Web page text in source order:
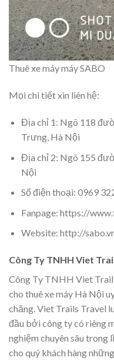
Thuê xe máy máy SABO
Mọi chi tiết xin liên hệ:
Địa chỉ 1: Ngõ 118
Trưng, Hà Nội
Địa chỉ 2: Ngõ 155
Nội
Số điện thoại: 0969
Fanpage: https://
Website: http://
Công Ty TNHH Viet
Công Ty TNHH Viet
cho thuê xe máy Hà Nội
chăng. Viet Trails Travel
đầu bởi công ty có riêng
nghiệm chuyên sâu trong
cho quý khách hàng